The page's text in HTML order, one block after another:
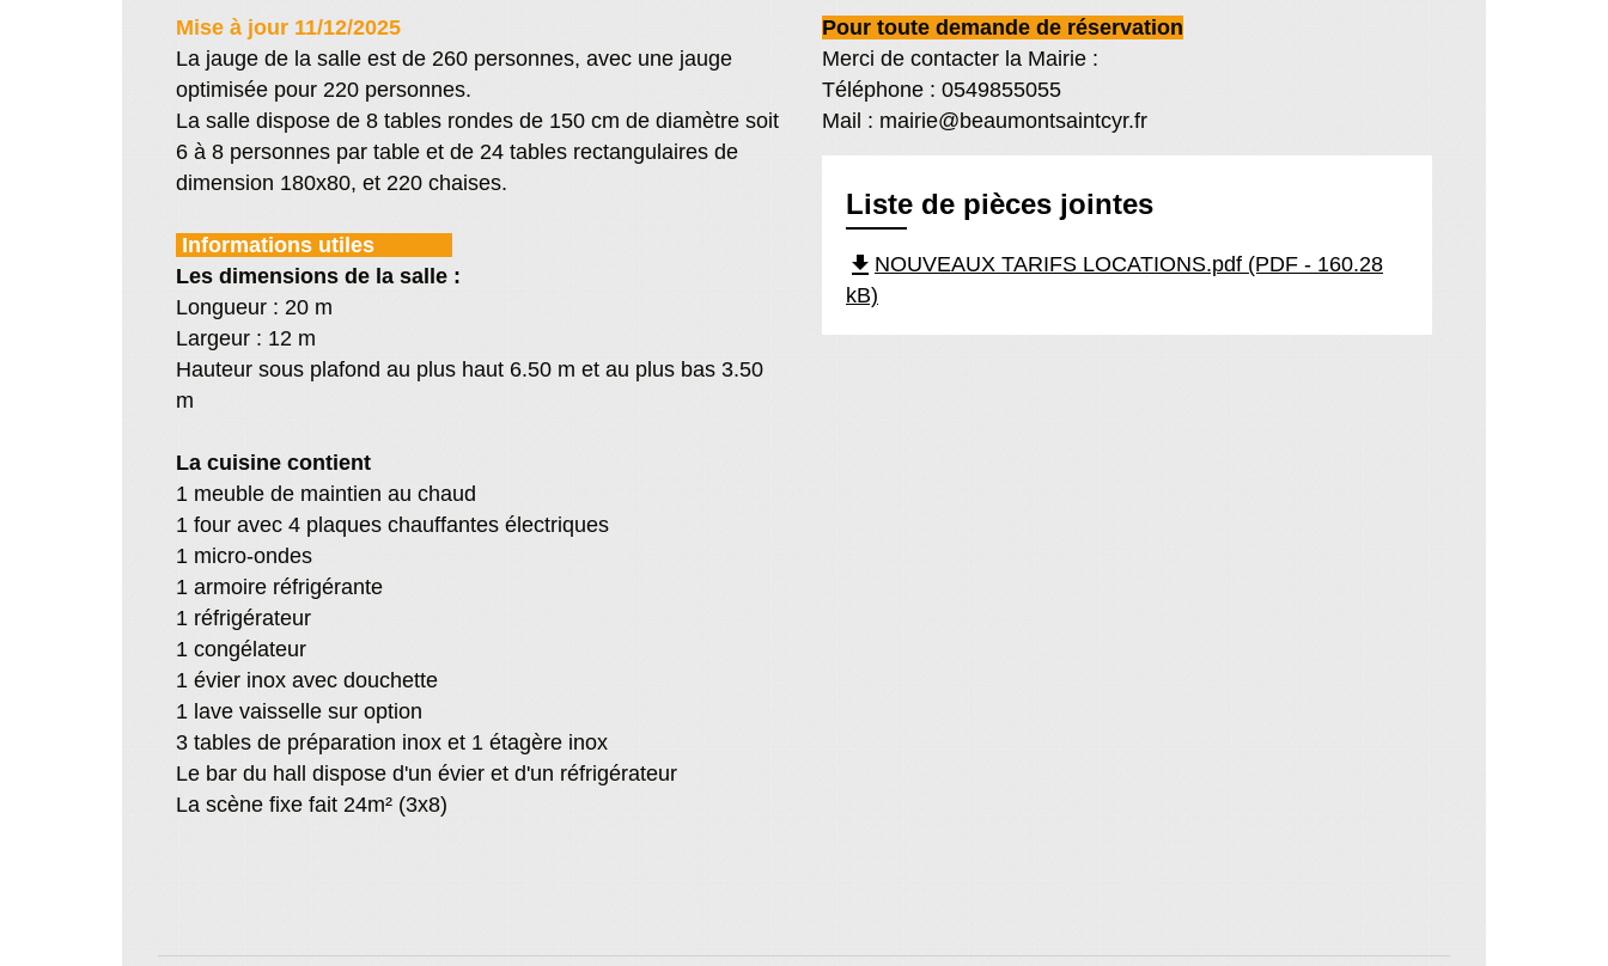
Mise à jour 11/12/2025
La jauge de la salle est de 260 personnes, avec une jauge
optimisée pour 220 personnes.
La salle dispose de 8 tables rondes de 150 cm de diamètre soit
6 à 8 personnes par table et de 24 tables rectangulaires de
dimension 180x80, et 220 chaises.
Informations utiles
Les dimensions de la salle :
Longueur : 20 m
Largeur : 12 m
Hauteur sous plafond au plus haut 6.50 m et au plus bas 3.50
m
La cuisine contient
1 meuble de maintien au chaud
1 four avec 4 plaques chauffantes électriques
1 micro-ondes
1 armoire réfrigérante
1 réfrigérateur
1 congélateur
1 évier inox avec douchette
1 lave vaisselle sur option
3 tables de préparation inox et 1 étagère inox
Le bar du hall dispose d'un évier et d'un réfrigérateur
La scène fixe fait 24m² (3x8)
Pour toute demande de réservation
Merci de contacter la Mairie :
Téléphone : 0549855055
Mail : mairie@beaumontsaintcyr.fr
Liste de pièces jointes
file_download NOUVEAUX TARIFS LOCATIONS.pdf (PDF - 160.28
kB)